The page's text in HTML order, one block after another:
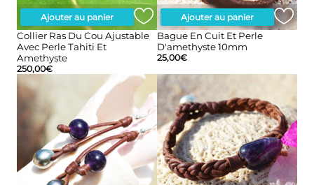
Ajouter au panier
Collier Ras Du Cou Ajustable
Avec Perle Tahiti Et
Amethyste
250,00€
Ajouter au panier
Bague En Cuit Et Perle
D'amethyste 10mm
25,00€